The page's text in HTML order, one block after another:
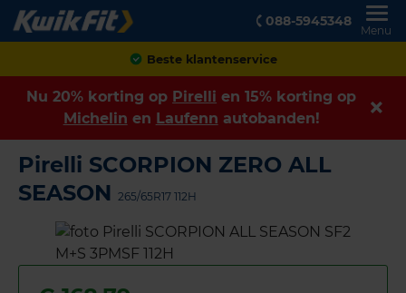
088-5945348
Menu
Achteraf betalen
Nu 20% korting op Pirelli en 15% korting op
Michelin en Laufenn autobanden!
Pirelli SCORPION ZERO ALL
SEASON 265/65R17 112H